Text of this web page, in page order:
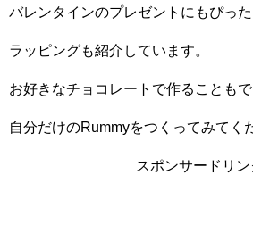
バレンタインのプレゼントにもぴった
ラッピングも紹介しています。
お好きなチョコレートで作ることも
自分だけのRummyをつくってみてく
スポンサードリン